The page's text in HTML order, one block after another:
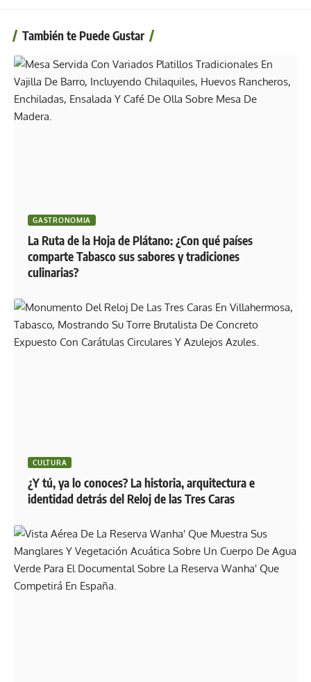
También te Puede Gustar
GASTRONOMIA
La Ruta de la Hoja de Plátano: ¿Con qué países
comparte Tabasco sus sabores y tradiciones
culinarias?
CULTURA
¿Y tú, ya lo conoces? La historia, arquitectura e
identidad detrás del Reloj de las Tres Caras